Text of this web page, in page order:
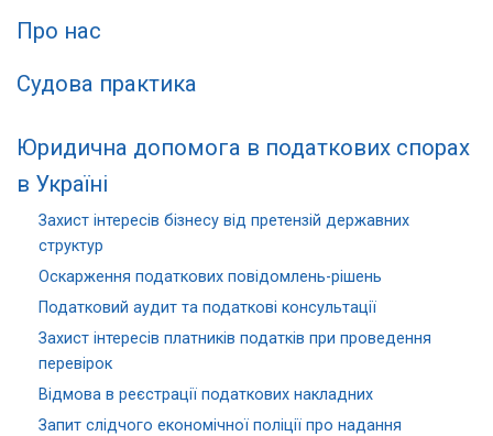
Про нас
Судова практика
Юридична допомога в податкових спорах
в Україні
Захист інтересів бізнесу від претензій державних
структур
Оскарження податкових повідомлень-рішень
Податковий аудит та податкові консультації
Захист інтересів платників податків при проведення
перевірок
Відмова в реєстрації податкових накладних
Запит слідчого економічної поліції про надання